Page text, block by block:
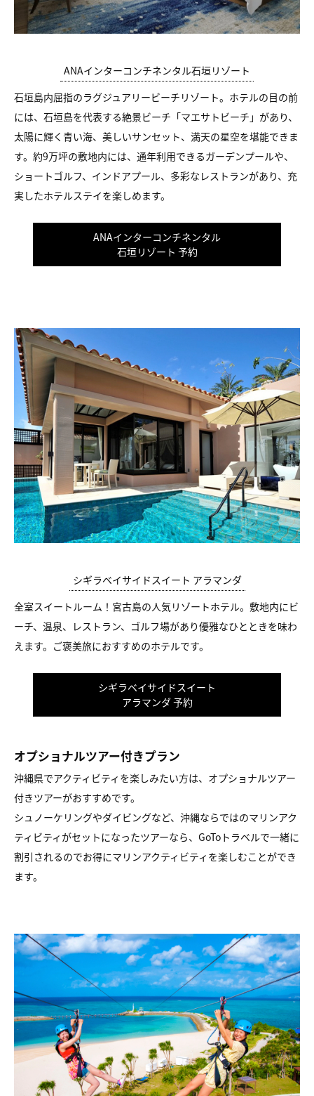
ANAインターコンチネンタル石垣リゾート
石垣島内屈指のラグジュアリービーチリゾート。ホテルの目の前
には、石垣島を代表する絶景ビーチ「マエサトビーチ」があり、
太陽に輝く青い海、美しいサンセット、満天の星空を堪能できま
す。約9万坪の敷地内には、通年利用できるガーデンプールや、
ショートゴルフ、インドアプール、多彩なレストランがあり、充
実したホテルステイを楽しめます。
ANAインターコンチネンタル
石垣リゾート 予約
シギラベイサイドスイート アラマンダ
全室スイートルーム！宮古島の人気リゾートホテル。敷地内にビ
ーチ、温泉、レストラン、ゴルフ場があり優雅なひとときを味わ
えます。ご褒美旅におすすめのホテルです。
シギラベイサイドスイート
アラマンダ 予約
オプショナルツアー付きプラン
沖縄県でアクティビティを楽しみたい方は、オプショナルツアー
付きツアーがおすすめです。
シュノーケリングやダイビングなど、沖縄ならではのマリンアク
ティビティがセットになったツアーなら、GoToトラベルで一緒に
割引されるのでお得にマリンアクティビティを楽しむことができ
ます。